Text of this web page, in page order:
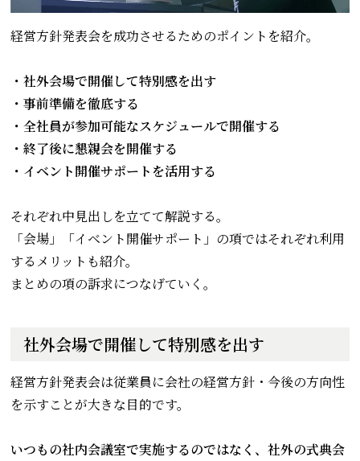
経営方針発表会を成功させるためのポイントを紹介。
・社外会場で開催して特別感を出す
・事前準備を徹底する
・全社員が参加可能なスケジュールで開催する
・終了後に懇親会を開催する
・イベント開催サポートを活用する
それぞれ中見出しを立てて解説する。
「会場」「イベント開催サポート」の項ではそれぞれ利用
するメリットも紹介。
まとめの項の訴求につなげていく。
社外会場で開催して特別感を出す
経営方針発表会は従業員に会社の経営方針・今後の方向性
を示すことが大きな目的です。
いつもの社内会議室で実施するのではなく、社外の式典会